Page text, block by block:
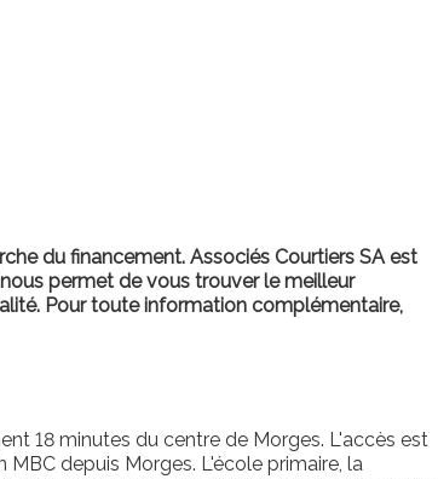
du financement. Associés Courtiers SA est
permet de vous trouver le meilleur
Pour toute information complémentaire,
18 minutes du centre de Morges. L'accès est
depuis Morges. L'école primaire, la